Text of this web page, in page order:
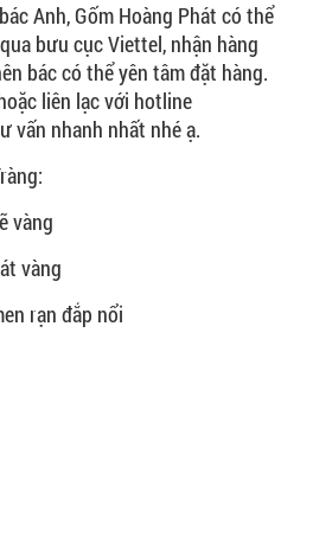
Anh, Gốm Hoàng Phát có thể
bưu cục Viettel, nhận hàng
bác có thể yên tâm đặt hàng.
liên lạc với hotline
vấn nhanh nhất nhé ạ.
vàng
vàng
rạn đắp nổi